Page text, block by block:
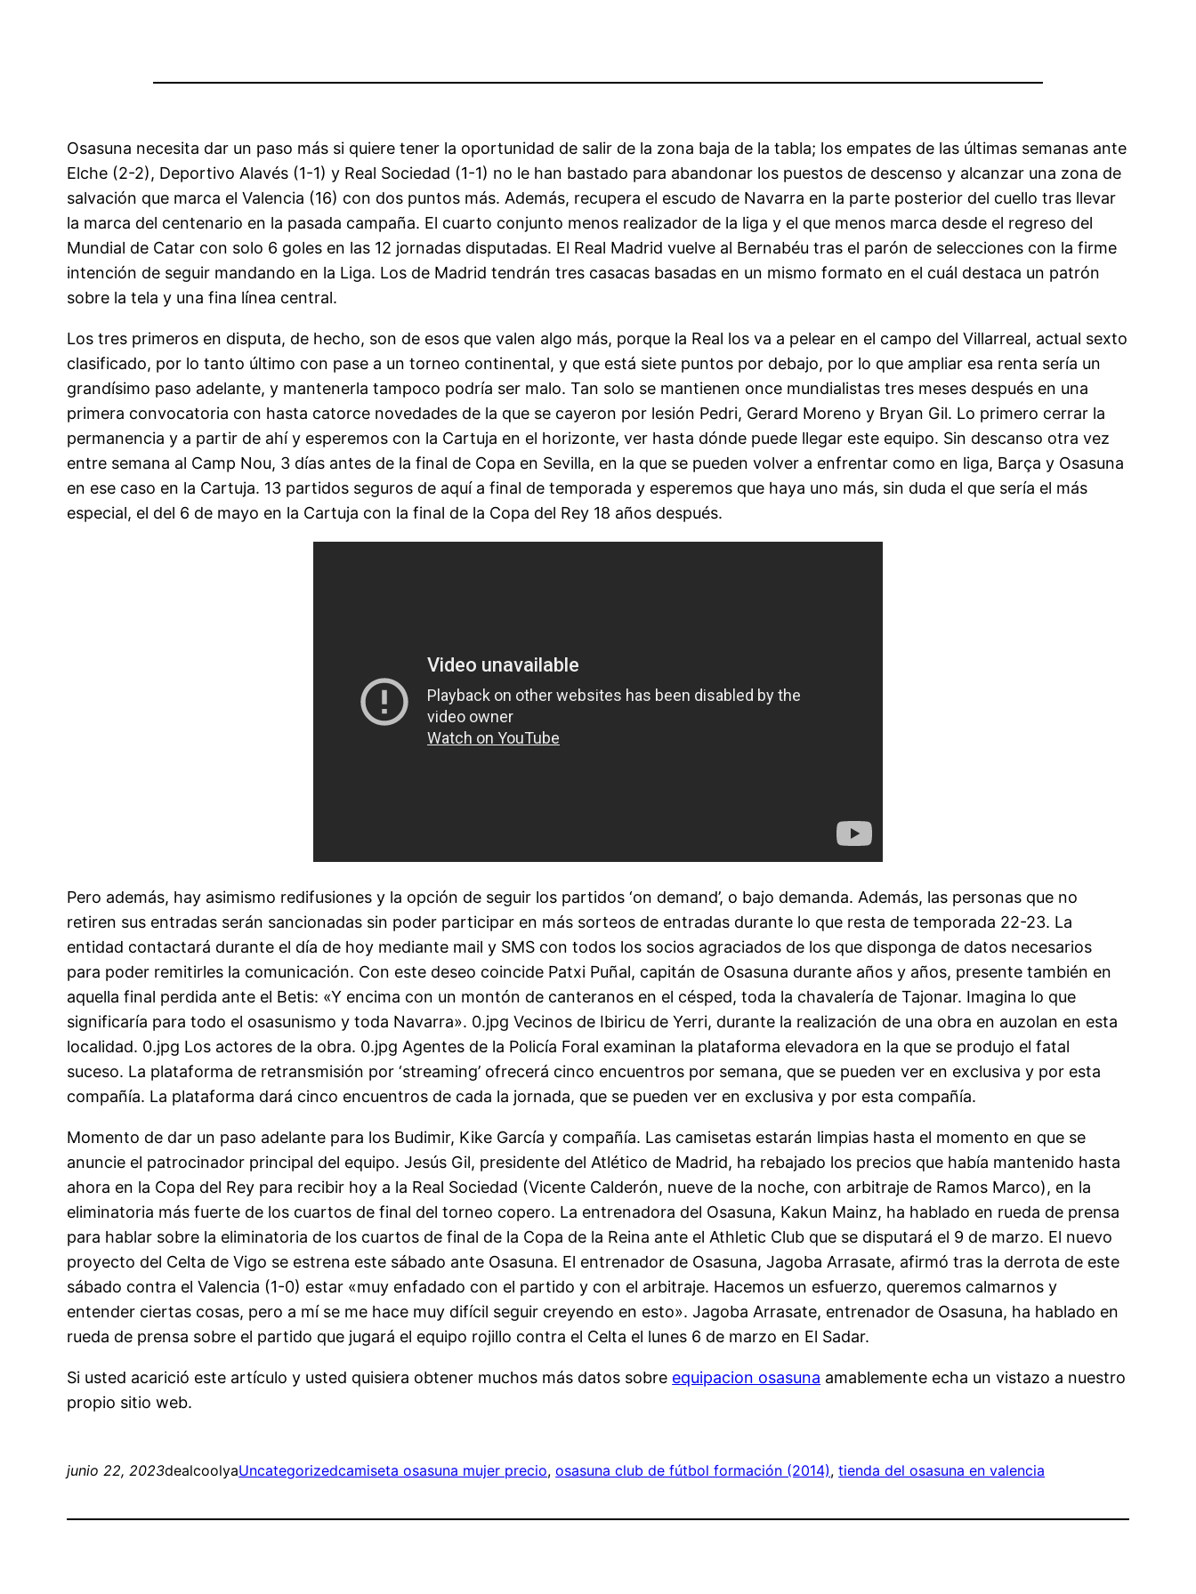
Osasuna necesita dar un paso más si quiere tener la oportunidad de salir de la zona baja de la tabla; los empates de las últimas semanas ante
Elche (2-2), Deportivo Alavés (1-1) y Real Sociedad (1-1) no le han bastado para abandonar los puestos de descenso y alcanzar una zona de
salvación que marca el Valencia (16) con dos puntos más. Además, recupera el escudo de Navarra en la parte posterior del cuello tras llevar
la marca del centenario en la pasada campaña. El cuarto conjunto menos realizador de la liga y el que menos marca desde el regreso del
Mundial de Catar con solo 6 goles en las 12 jornadas disputadas. El Real Madrid vuelve al Bernabéu tras el parón de selecciones con la firme
intención de seguir mandando en la Liga. Los de Madrid tendrán tres casacas basadas en un mismo formato en el cuál destaca un patrón
sobre la tela y una fina línea central.
Los tres primeros en disputa, de hecho, son de esos que valen algo más, porque la Real los va a pelear en el campo del Villarreal, actual sexto
clasificado, por lo tanto último con pase a un torneo continental, y que está siete puntos por debajo, por lo que ampliar esa renta sería un
grandísimo paso adelante, y mantenerla tampoco podría ser malo. Tan solo se mantienen once mundialistas tres meses después en una
primera convocatoria con hasta catorce novedades de la que se cayeron por lesión Pedri, Gerard Moreno y Bryan Gil. Lo primero cerrar la
permanencia y a partir de ahí y esperemos con la Cartuja en el horizonte, ver hasta dónde puede llegar este equipo. Sin descanso otra vez
entre semana al Camp Nou, 3 días antes de la final de Copa en Sevilla, en la que se pueden volver a enfrentar como en liga, Barça y Osasuna
en ese caso en la Cartuja. 13 partidos seguros de aquí a final de temporada y esperemos que haya uno más, sin duda el que sería el más
especial, el del 6 de mayo en la Cartuja con la final de la Copa del Rey 18 años después.
Pero además, hay asimismo redifusiones y la opción de seguir los partidos ‘on demand’, o bajo demanda. Además, las personas que no
retiren sus entradas serán sancionadas sin poder participar en más sorteos de entradas durante lo que resta de temporada 22-23. La
entidad contactará durante el día de hoy mediante mail y SMS con todos los socios agraciados de los que disponga de datos necesarios
para poder remitirles la comunicación. Con este deseo coincide Patxi Puñal, capitán de Osasuna durante años y años, presente también en
aquella final perdida ante el Betis: «Y encima con un montón de canteranos en el césped, toda la chavalería de Tajonar. Imagina lo que
significaría para todo el osasunismo y toda Navarra». 0.jpg Vecinos de Ibiricu de Yerri, durante la realización de una obra en auzolan en esta
localidad. 0.jpg Los actores de la obra. 0.jpg Agentes de la Policía Foral examinan la plataforma elevadora en la que se produjo el fatal
suceso. La plataforma de retransmisión por ‘streaming’ ofrecerá cinco encuentros por semana, que se pueden ver en exclusiva y por esta
compañía. La plataforma dará cinco encuentros de cada la jornada, que se pueden ver en exclusiva y por esta compañía.
Momento de dar un paso adelante para los Budimir, Kike García y compañía. Las camisetas estarán limpias hasta el momento en que se
anuncie el patrocinador principal del equipo. Jesús Gil, presidente del Atlético de Madrid, ha rebajado los precios que había mantenido hasta
ahora en la Copa del Rey para recibir hoy a la Real Sociedad (Vicente Calderón, nueve de la noche, con arbitraje de Ramos Marco), en la
eliminatoria más fuerte de los cuartos de final del torneo copero. La entrenadora del Osasuna, Kakun Mainz, ha hablado en rueda de prensa
para hablar sobre la eliminatoria de los cuartos de final de la Copa de la Reina ante el Athletic Club que se disputará el 9 de marzo. El nuevo
proyecto del Celta de Vigo se estrena este sábado ante Osasuna. El entrenador de Osasuna, Jagoba Arrasate, afirmó tras la derrota de este
sábado contra el Valencia (1-0) estar «muy enfadado con el partido y con el arbitraje. Hacemos un esfuerzo, queremos calmarnos y
entender ciertas cosas, pero a mí se me hace muy difícil seguir creyendo en esto». Jagoba Arrasate, entrenador de Osasuna, ha hablado en
rueda de prensa sobre el partido que jugará el equipo rojillo contra el Celta el lunes 6 de marzo en El Sadar.
Si usted acarició este artículo y usted quisiera obtener muchos más datos sobre equipacion osasuna amablemente echa un vistazo a nuestro
propio sitio web.
junio 22, 2023dealcoolyaUncategorizedcamiseta osasuna mujer precio, osasuna club de fútbol formación (2014), tienda del osasuna en valencia